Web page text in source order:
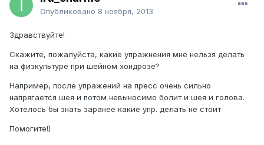
Опубликовано 8 ноября, 2013
Здравствуйте!
Скажите, пожалуйста, какие упражнения мне нельзя делать
на физкультуре при шейном хондрозе?
Например, после упражений на пресс очень сильно
напрягается шея и потом невыносимо болит и шея и голова.
Хотелось бы знать заранее какие упр. делать не стоит
Помогите!)